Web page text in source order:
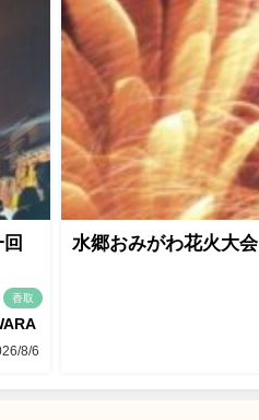
香取
8/6
水郷おみがわ花火大会